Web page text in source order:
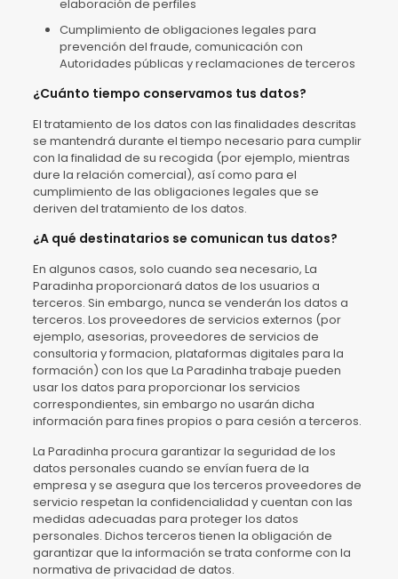
elaboración de perfiles
Cumplimiento de obligaciones legales para
prevención del fraude, comunicación con
Autoridades públicas y reclamaciones de terceros
¿Cuánto tiempo conservamos tus datos?
El tratamiento de los datos con las finalidades descritas
se mantendrá durante el tiempo necesario para cumplir
con la finalidad de su recogida (por ejemplo, mientras
dure la relación comercial), así como para el
cumplimiento de las obligaciones legales que se
deriven del tratamiento de los datos.
¿A qué destinatarios se comunican tus datos?
En algunos casos, solo cuando sea necesario, La
Paradinha proporcionará datos de los usuarios a
terceros. Sin embargo, nunca se venderán los datos a
terceros. Los proveedores de servicios externos (por
ejemplo, asesorias, proveedores de servicios de
consultoria y formacion, plataformas digitales para la
formación) con los que La Paradinha trabaje pueden
usar los datos para proporcionar los servicios
correspondientes, sin embargo no usarán dicha
información para fines propios o para cesión a terceros.
La Paradinha procura garantizar la seguridad de los
datos personales cuando se envían fuera de la
empresa y se asegura que los terceros proveedores de
servicio respetan la confidencialidad y cuentan con las
medidas adecuadas para proteger los datos
personales. Dichos terceros tienen la obligación de
garantizar que la información se trata conforme con la
normativa de privacidad de datos.